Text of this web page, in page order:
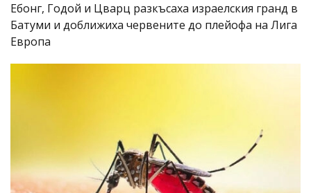
Ебонг, Годой и Цварц разкъсаха израелския гранд в
Батуми и доближиха червените до плейофа на Лига
Европа